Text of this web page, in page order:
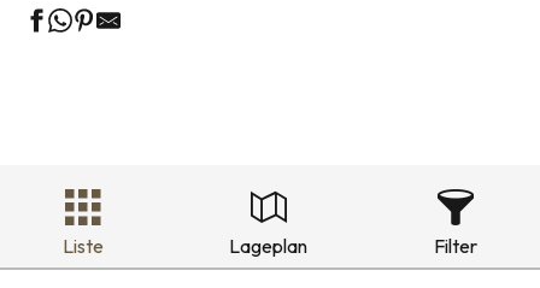
Liste Lageplan Filter